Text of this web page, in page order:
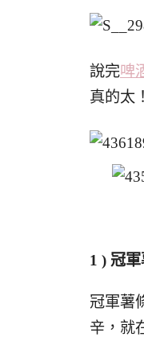
說完啤
真的太
1 ) 冠
冠軍薯
辛，就